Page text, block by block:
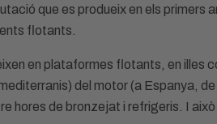
que es produeix en els
flotants.
en plataformes flotants, en illes
del motor (a Espanya,
hores de bronzejat i refrigeris. I